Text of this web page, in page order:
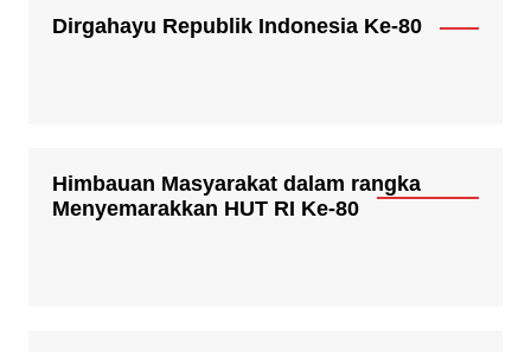
Dirgahayu Republik Indonesia Ke-80
Himbauan Masyarakat dalam rangka
Menyemarakkan HUT RI Ke-80